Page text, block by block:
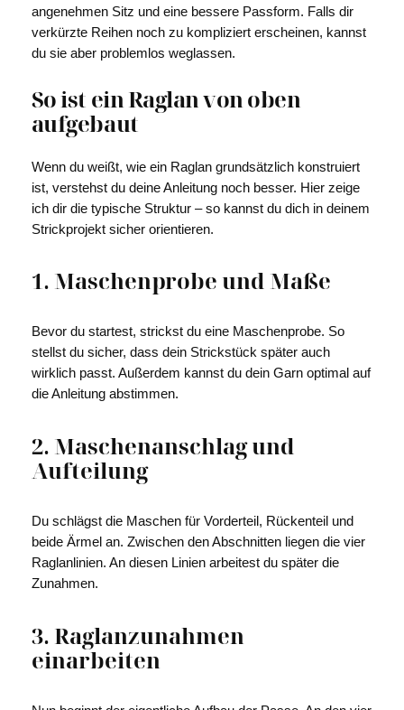
angenehmen Sitz und eine bessere Passform. Falls dir
verkürzte Reihen noch zu kompliziert erscheinen, kannst
du sie aber problemlos weglassen.
So ist ein Raglan von oben
aufgebaut
Wenn du weißt, wie ein Raglan grundsätzlich konstruiert
ist, verstehst du deine Anleitung noch besser. Hier zeige
ich dir die typische Struktur – so kannst du dich in deinem
Strickprojekt sicher orientieren.
1. Maschenprobe und Maße
Bevor du startest, strickst du eine Maschenprobe. So
stellst du sicher, dass dein Strickstück später auch
wirklich passt. Außerdem kannst du dein Garn optimal auf
die Anleitung abstimmen.
2. Maschenanschlag und
Aufteilung
Du schlägst die Maschen für Vorderteil, Rückenteil und
beide Ärmel an. Zwischen den Abschnitten liegen die vier
Raglanlinien. An diesen Linien arbeitest du später die
Zunahmen.
3. Raglanzunahmen
einarbeiten